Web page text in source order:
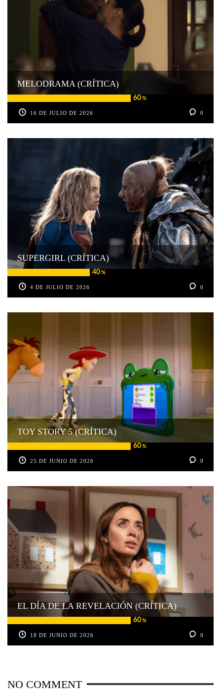
60%
MELODRAMA (CRÍTICA)
16 DE JULIO DE 2026 0
40%
SUPERGIRL (CRÍTICA)
4 DE JULIO DE 2026 0
60%
TOY STORY 5 (CRÍTICA)
25 DE JUNIO DE 2026 0
60%
EL DÍA DE LA REVELACIÓN (CRÍTICA)
18 DE JUNIO DE 2026 0
NO COMMENT